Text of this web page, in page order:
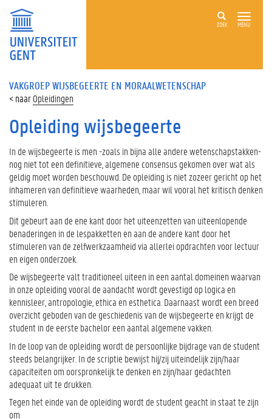
ZOEK MENU
VAKGROEP WIJSBEGEERTE EN MORAALWETENSCHAP
Opleidingen
Opleiding wijsbegeerte
In de wijsbegeerte is men -zoals in bijna alle andere wetenschapstakken-
nog niet tot een definitieve, algemene consensus gekomen over wat als
geldig moet worden beschouwd. De opleiding is niet zozeer gericht op het
inhameren van definitieve waarheden, maar wil vooral het kritisch denken
stimuleren.
Dit gebeurt aan de ene kant door het uiteenzetten van uiteenlopende
benaderingen in de lespakketten en aan de andere kant door het
stimuleren van de zelfwerkzaamheid via allerlei opdrachten voor lectuur
en eigen onderzoek.
De wijsbegeerte valt traditioneel uiteen in een aantal domeinen waarvan
in onze opleiding vooral de aandacht wordt gevestigd op logica en
kennisleer, antropologie, ethica en esthetica. Daarnaast wordt een breed
overzicht geboden van de geschiedenis van de wijsbegeerte en krijgt de
student in de eerste bachelor een aantal algemene vakken.
In de loop van de opleiding wordt de persoonlijke bijdrage van de student
steeds belangrijker. In de scriptie bewijst hij/zij uiteindelijk zijn/haar
capaciteiten om oorspronkelijk te denken en zijn/haar gedachten
adequaat uit te drukken.
Tegen het einde van de opleiding wordt de student geacht in staat te zijn
om